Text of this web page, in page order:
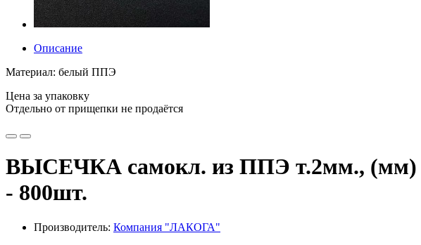
Описание
Материал: белый ППЭ
Цена за упаковку
Отдельно от прищепки не продаётся
ВЫСЕЧКА самокл. из ППЭ т.2мм., (мм)
- 800шт.
Производитель: Компания "ЛАКОГА"